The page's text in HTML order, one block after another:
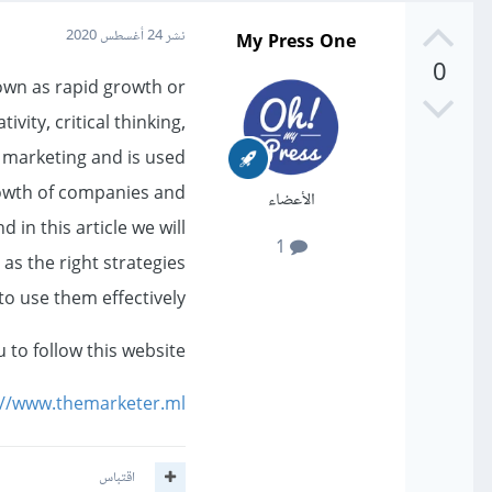
0
My Press One
الأعضاء
نشر24 أغسطس 2020
as rapid growth or
critical thinking,
and is used
of companies and
in this article we will
the right strategies
use them effectively.
to follow this website
www.themarketer.ml/
اقتباس